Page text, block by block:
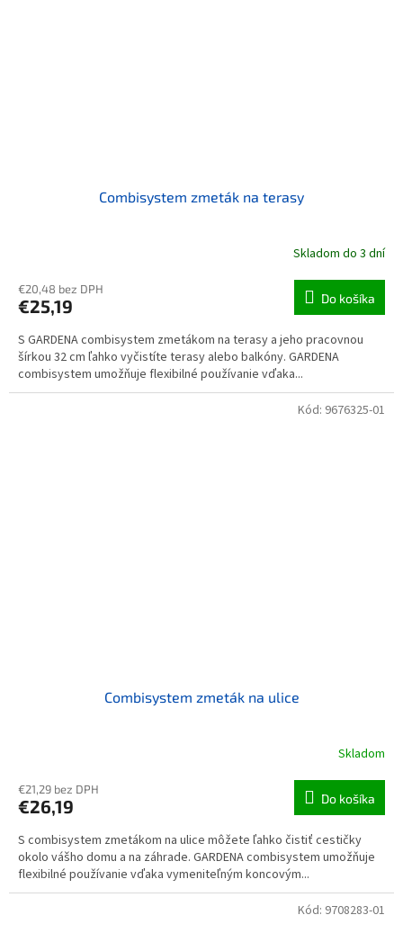
Combisystem zmeták na terasy
Skladom do 3 dní
€20,48 bez DPH
€25,19 Do košíka
S GARDENA combisystem zmetákom na terasy a jeho pracovnou
šírkou 32 cm ľahko vyčistíte terasy alebo balkóny. GARDENA
combisystem umožňuje flexibilné používanie vďaka...
Combisystem zmeták na ulice
Skladom
€21,29 bez DPH
€26,19 Do košíka
S combisystem zmetákom na ulice môžete ľahko čistiť cestičky
okolo vášho domu a na záhrade. GARDENA combisystem umožňuje
flexibilné používanie vďaka vymeniteľným koncovým...
Kód: 9676325-01
Kód: 9708283-01